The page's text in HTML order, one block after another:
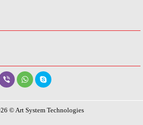
© Art System Technologies